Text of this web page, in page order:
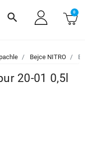
search 0
Bejce NITRO
20-01 0,5l